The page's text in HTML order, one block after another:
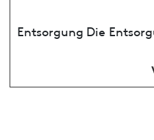
Entsorgung Die